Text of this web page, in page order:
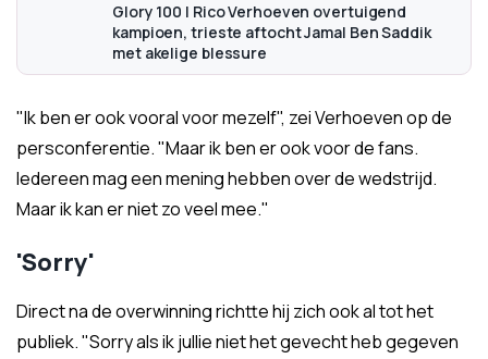
Glory 100 | Rico Verhoeven overtuigend
kampioen, trieste aftocht Jamal Ben Saddik
met akelige blessure
"Ik ben er ook vooral voor mezelf", zei Verhoeven op de
persconferentie. "Maar ik ben er ook voor de fans.
Iedereen mag een mening hebben over de wedstrijd.
Maar ik kan er niet zo veel mee."
'Sorry'
Direct na de overwinning richtte hij zich ook al tot het
publiek. "Sorry als ik jullie niet het gevecht heb gegeven